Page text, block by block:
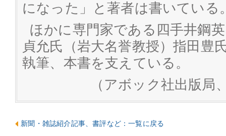
になった」と著者は書いている
ほかに専門家である四手井鋼
貞允氏（岩大名誉教授）指田豊
執筆、本書を支えている。
（アボック社出版局
新聞・雑誌紹介記事、書評など：一覧に戻る